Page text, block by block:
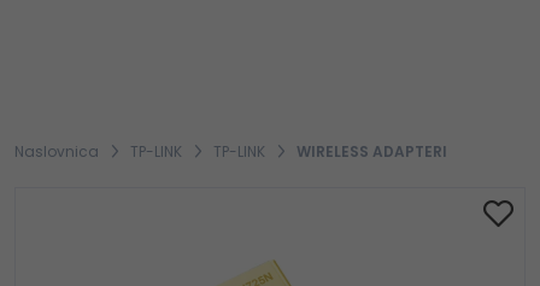
Naslovnica TP-LINK TP-LINK WIRELESS ADAPTERI